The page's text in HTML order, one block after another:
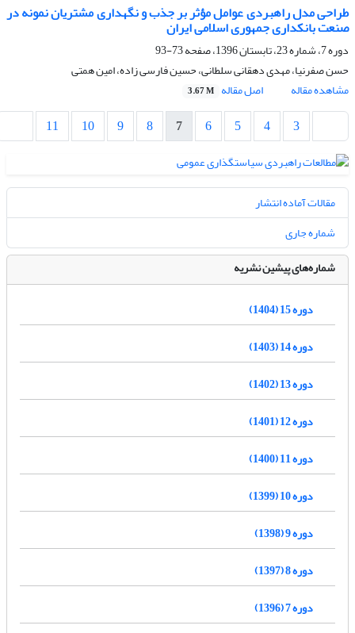
طراحی مدل راهبردی عوامل مؤثر بر جذب و نگهداری مشتریان نمونه در
صنعت بانکداری جمهوری اسلامی ایران
دوره 7، شماره 23، تابستان 1396، صفحه
73-93
حسن صفرنیا، مهدی دهقانی سلطانی، حسین فارسی زاده، امین همتی
مشاهده مقاله
اصل مقاله 3.67 M
3
4
5
6
7
8
9
10
11
مقالات آماده انتشار
شماره جاری
شماره‌های پیشین نشریه
دوره 15 (1404)
دوره 14 (1403)
دوره 13 (1402)
دوره 12 (1401)
دوره 11 (1400)
دوره 10 (1399)
دوره 9 (1398)
دوره 8 (1397)
دوره 7 (1396)